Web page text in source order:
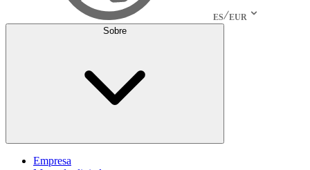
ES EUR
Sobre
Empresa